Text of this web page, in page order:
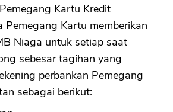
Kartu Kredit
Pemegang Kartu memberikan
Niaga untuk setiap saat
sebesar tagihan yang
perbankan Pemegang
sebagai berikut: